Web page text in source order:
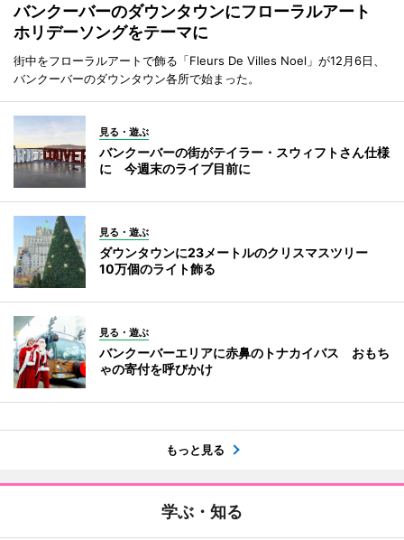
バンクーバーのダウンタウンにフローラルアート
ホリデーソングをテーマに
街中をフローラルアートで飾る「Fleurs De Villes Noel」が12月6日、
バンクーバーのダウンタウン各所で始まった。
見る・遊ぶ
バンクーバーの街がテイラー・スウィフトさん仕様
に 今週末のライブ目前に
見る・遊ぶ
ダウンタウンに23メートルのクリスマスツリー
10万個のライト飾る
見る・遊ぶ
バンクーバーエリアに赤鼻のトナカイバス おもち
ゃの寄付を呼びかけ
もっと見る
学ぶ・知る